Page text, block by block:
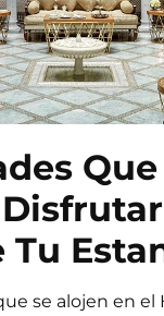
Que
Tu
se alojen en el